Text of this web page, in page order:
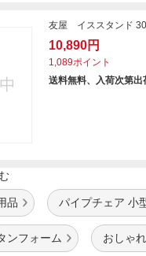
友屋 イススタンド
10,890円
1,089ポイント
送料無料、入荷次第出
品 パイプチェア 小
ンフォーム おしゃ